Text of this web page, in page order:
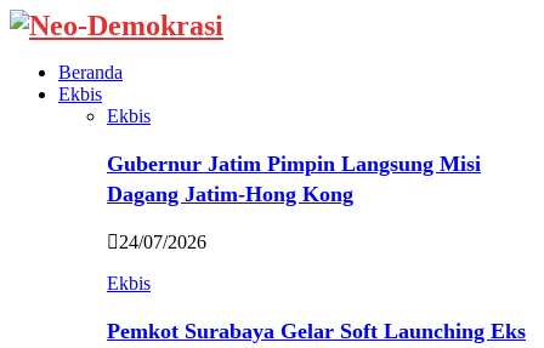
Beranda
Ekbis
Ekbis
Gubernur Jatim Pimpin Langsung Misi
Dagang Jatim-Hong Kong
24/07/2026
Ekbis
Pemkot Surabaya Gelar Soft Launching Eks